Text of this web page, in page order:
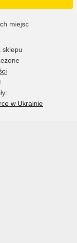
miejsc
sklepu
w Ukrainie